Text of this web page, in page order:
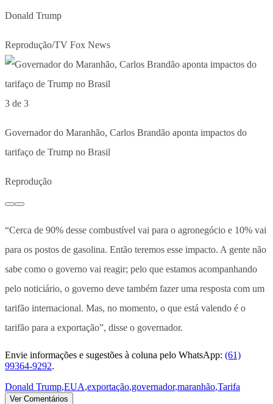
Donald Trump
Reprodução/TV Fox News
3 de 3
Governador do Maranhão, Carlos Brandão aponta impactos do
tarifaço de Trump no Brasil
Reprodução
“Cerca de 90% desse combustível vai para o agronegócio e 10% vai
para os postos de gasolina. Então teremos esse impacto. A gente não
sabe como o governo vai reagir; pelo que estamos acompanhando
pelo noticiário, o governo deve também fazer uma resposta com um
tarifão internacional. Mas, no momento, o que está valendo é o
tarifão para a exportação”, disse o governador.
Envie informações e sugestões à coluna pelo WhatsApp: (61)
99364-9292.
Donald Trump,EUA,exportação,governador,maranhão,Tarifa
Ver Comentários